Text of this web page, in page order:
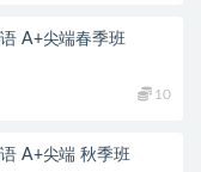
A+尖端春季班
10
A+尖端 秋季班